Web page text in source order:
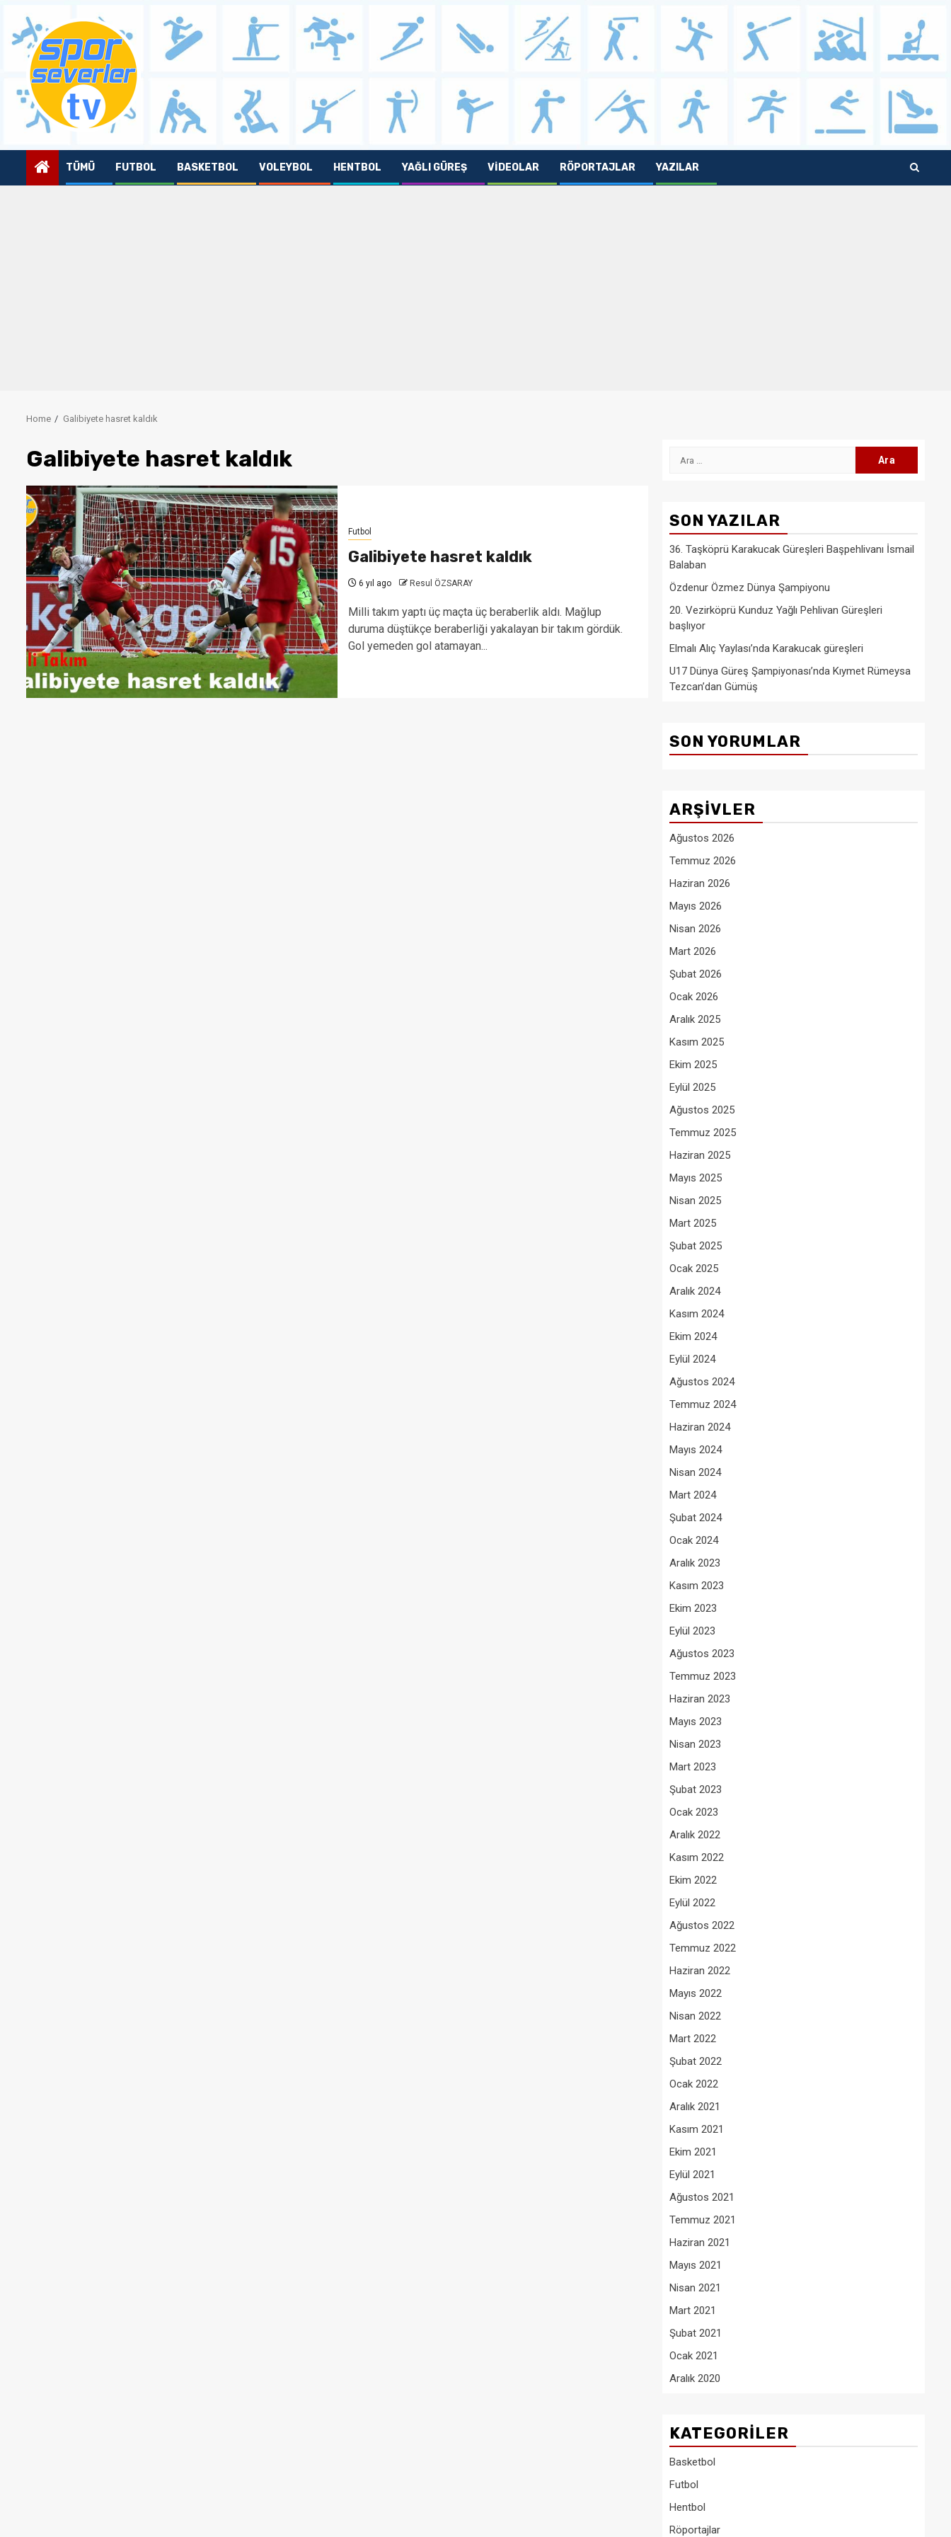
content
TÜMÜ FUTBOL BASKETBOL VOLEYBOL HENTBOL YAĞLI GÜREŞ VIDEOLAR RÖPORTAJLAR YAZILAR
Home Galibiyete hasret kaldık
Galibiyete hasret kaldık
Futbol
Galibiyete hasret kaldık
6 yıl ago Resul ÖZSARAY
Milli takım yaptı üç maçta üç beraberlik aldı. Mağlup
duruma düştükçe beraberliği yakalayan bir takım gördük.
Gol yemeden gol atamayan...
Arama:
SON YAZILAR
36. Taşköprü Karakucak Güreşleri Başpehlivanı İsmail
Balaban
Özdenur Özmez Dünya Şampiyonu
20. Vezirköprü Kunduz Yağlı Pehlivan Güreşleri
başlıyor
Elmalı Alıç Yaylası’nda Karakucak güreşleri
U17 Dünya Güreş Şampiyonası’nda Kıymet Rümeysa
Tezcan’dan Gümüş
SON YORUMLAR
ARŞIVLER
Ağustos 2026
Temmuz 2026
Haziran 2026
Mayıs 2026
Nisan 2026
Mart 2026
Şubat 2026
Ocak 2026
Aralık 2025
Kasım 2025
Ekim 2025
Eylül 2025
Ağustos 2025
Temmuz 2025
Haziran 2025
Mayıs 2025
Nisan 2025
Mart 2025
Şubat 2025
Ocak 2025
Aralık 2024
Kasım 2024
Ekim 2024
Eylül 2024
Ağustos 2024
Temmuz 2024
Haziran 2024
Mayıs 2024
Nisan 2024
Mart 2024
Şubat 2024
Ocak 2024
Aralık 2023
Kasım 2023
Ekim 2023
Eylül 2023
Ağustos 2023
Temmuz 2023
Haziran 2023
Mayıs 2023
Nisan 2023
Mart 2023
Şubat 2023
Ocak 2023
Aralık 2022
Kasım 2022
Ekim 2022
Eylül 2022
Ağustos 2022
Temmuz 2022
Haziran 2022
Mayıs 2022
Nisan 2022
Mart 2022
Şubat 2022
Ocak 2022
Aralık 2021
Kasım 2021
Ekim 2021
Eylül 2021
Ağustos 2021
Temmuz 2021
Haziran 2021
Mayıs 2021
Nisan 2021
Mart 2021
Şubat 2021
Ocak 2021
Aralık 2020
KATEGORILER
Basketbol
Futbol
Hentbol
Röportajlar